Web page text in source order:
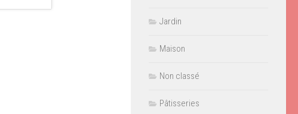
Jardin
Maison
Non classé
Pâtisseries